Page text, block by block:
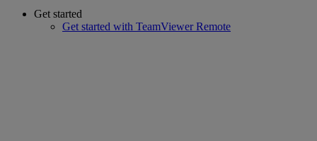
Get started
Get started with TeamViewer Remote